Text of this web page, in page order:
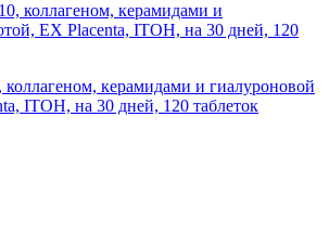
керамидами и гиалуроновой
ITOH, на 30 дней, 120 таблеток